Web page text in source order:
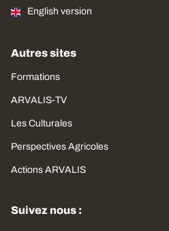
English version
Autres sites
Formations
ARVALIS-TV
Les Culturales
Perspectives Agricoles
Actions ARVALIS
Suivez nous :